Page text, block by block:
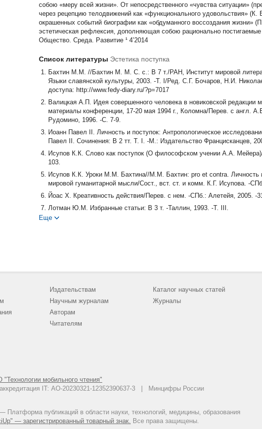
собою «меру всей жизни». От непосредственного «чувства ситуации»
через рецепцию телодвижений как «функционального удовольствия»
окрашенных событий биографии как «обдуманного воссоздания жизни»
эстетическая рефлексия, дополняющая собою рационально
Общество. Среда. Развитие ¹ 4’2014
Список литературы Эстетика поступка
Бахтин М.М. //Бахтин М. М. С. с.: В 7 т./РАН, Институт мировой
Языки славянской культуры, 2003. -Т. I/Ред. С.Г. Бочаров, Н.И.
доступа: http://www.fedy-diary.ru/?p=7017
Валицкая А.П. Идея совершенного человека в новиковской редакции
материалы конференции, 17-20 мая 1994 г., Коломна/Перев. с англ.
Рудомино, 1996. -С. 7-9.
Иоанн Павел II. Личность и поступок: Антропологическое
Павел II. Сочинения: В 2 тт. Т. I. -М.: Издательство Францисканцев,
Исупов К.К. Слово как поступок (О философском учении А.А.
103.
Исупов К.К. Уроки М.М. Бахтина//М.М. Бахтин: pro et contra. Личность
мировой гуманитарной мысли/Сост., вст. ст. и комм. К.Г. Исупова. -
Йоас Х. Креативность действия/Перев. с нем. -СПб.: Алетейя, 2005. -
Лотман Ю.М. Избранные статьи: В 3 т. -Таллин, 1993. -Т. III.
Еще
мобильного чтения"
аккредитация IT: АО-20230321-12352390637-3 | Минцифры России
Платформа публикаций в области науки, технологий, медицины, образования
— зарегистрированный товарный знак. Все права защищены.
Издательствам
Научным журналам
Авторам
Читателям
Каталог научных статей
Журналы